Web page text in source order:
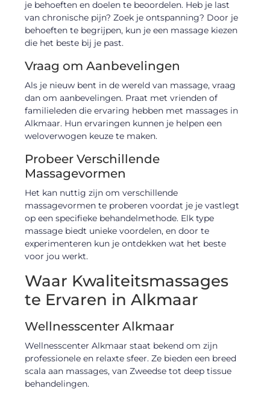
je behoeften en doelen te beoordelen. Heb je last
van chronische pijn? Zoek je ontspanning? Door je
behoeften te begrijpen, kun je een massage kiezen
die het beste bij je past.
Vraag om Aanbevelingen
Als je nieuw bent in de wereld van massage, vraag
dan om aanbevelingen. Praat met vrienden of
familieleden die ervaring hebben met massages in
Alkmaar. Hun ervaringen kunnen je helpen een
weloverwogen keuze te maken.
Probeer Verschillende
Massagevormen
Het kan nuttig zijn om verschillende
massagevormen te proberen voordat je je vastlegt
op een specifieke behandelmethode. Elk type
massage biedt unieke voordelen, en door te
experimenteren kun je ontdekken wat het beste
voor jou werkt.
Waar Kwaliteitsmassages
te Ervaren in Alkmaar
Wellnesscenter Alkmaar
Wellnesscenter Alkmaar staat bekend om zijn
professionele en relaxte sfeer. Ze bieden een breed
scala aan massages, van Zweedse tot deep tissue
behandelingen.